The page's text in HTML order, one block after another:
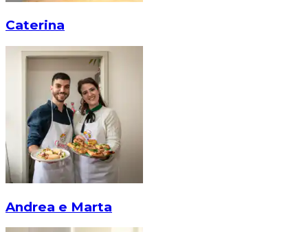
Caterina
Andrea e Marta